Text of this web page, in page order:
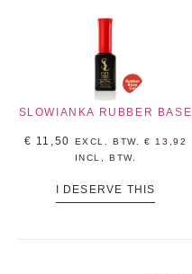
SLOWIANKA RUBBER BASE
€ 11,50 EXCL. BTW.€
13,92
INCL, BTW.
I DESERVE THIS